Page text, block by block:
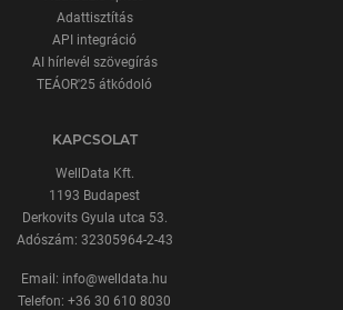
Adattisztítás
API integráció
AI hírlevél szövegírás
TEÁOR'25 átkódoló
KAPCSOLAT
WellData Kft.
1193 Budapest
Derkovits Gyula utca 53.
Adószám: 32305964-2-43
Email: info@welldata.hu
Telefon: +36 30 610 8030